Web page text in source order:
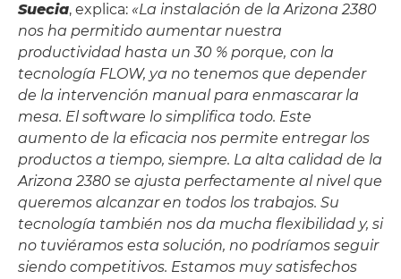
Suecia, explica: «La instalación de la Arizona 2380
nos ha permitido aumentar nuestra
productividad hasta un 30 % porque, con la
tecnología FLOW, ya no tenemos que depender
de la intervención manual para enmascarar la
mesa. El software lo simplifica todo. Este
aumento de la eficacia nos permite entregar los
productos a tiempo, siempre. La alta calidad de la
Arizona 2380 se ajusta perfectamente al nivel que
queremos alcanzar en todos los trabajos. Su
tecnología también nos da mucha flexibilidad y, si
no tuviéramos esta solución, no podríamos seguir
siendo competitivos. Estamos muy satisfechos